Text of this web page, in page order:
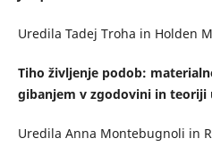
Uredila Tadej Troha in Holden
Tiho življenje podob:
gibanjem v zgodovini in teoriji
Uredila Anna Montebugnoli in